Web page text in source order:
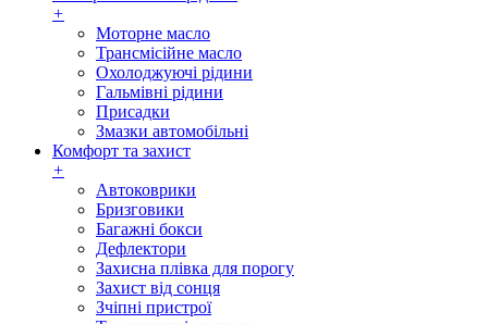
+
Моторне масло
Трансмісійне масло
Охолоджуючі рідини
Гальмівні рідини
Присадки
Змазки автомобільні
Комфорт та захист
+
Автоковрики
Бризговики
Багажні бокси
Дефлектори
Захисна плівка для порогу
Захист від сонця
Зчіпні пристрої